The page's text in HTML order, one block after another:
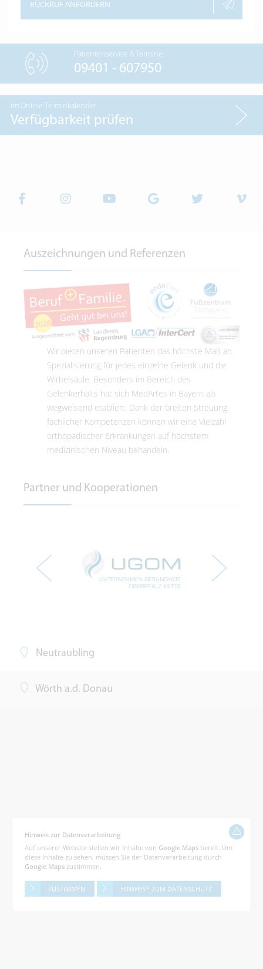
RÜCKRUF ANFORDERN
Patientenservice & Termine
09401 - 607950
im Online-Terminkalender
Verfügbarkeit prüfen
Auszeichnungen und Referenzen
Wir bieten unseren Patienten das höchste Maß an
Spezialisierung für jedes einzelne Gelenk und die
Wirbelsäule. Besonders im Bereich des
Gelenkerhalts hat sich MedArtes in Bayern als
wegweisend etabliert. Dank der breiten Streuung
fachlicher Kompetenzen können wir eine Vielzahl
orthopädischer Erkrankungen auf höchstem
medizinischen Niveau behandeln.
Partner und Kooperationen
Neutraubling
Wörth a.d. Donau
Hinweis zur Datenverarbeitung
Auf unserer Website stellen wir Inhalte von Google Maps bereit. Um
diese Inhalte zu sehen, müssen Sie der Datenverarbeitung durch
Google Maps zustimmen.
ZUSTIMMEN HINWEISE ZUM DATENSCHUTZ